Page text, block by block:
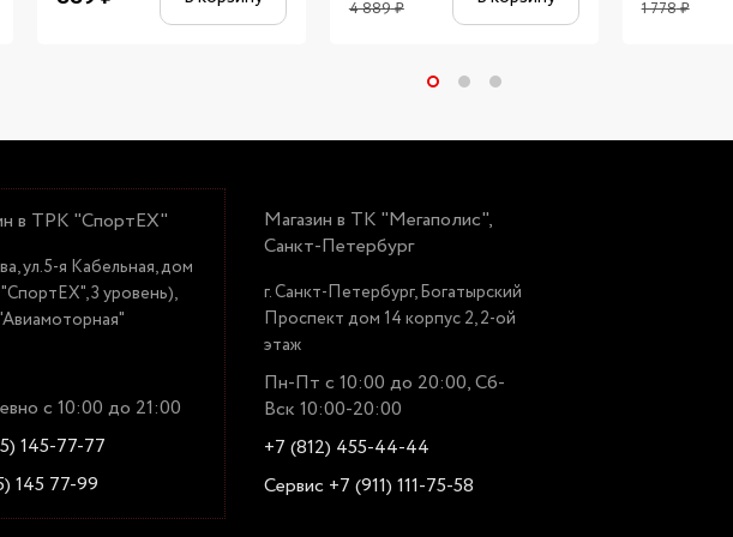
4 889₽ 1 778₽
в ТРК "СпортЕХ"
ул.5-я Кабельная, дом
3 уровень),
с 10:00 до 21:00
145-77-77
145 77-99
Магазин в ТК "Мегаполис",
Санкт-Петербург
г. Санкт-Петербург, Богатырский
Проспект дом 14 корпус 2, 2-ой
этаж
Пн-Пт с 10:00 до 20:00, Сб-
Вск 10:00-20:00
+7 (812) 455-44-44
Сервис +7 (911) 111-75-58